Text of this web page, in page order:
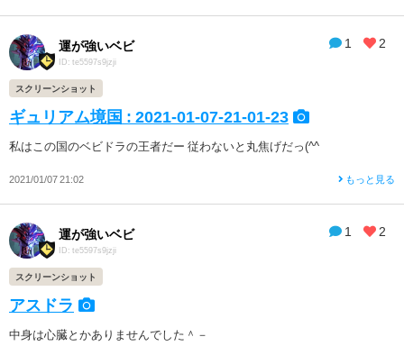
1 2
運が強いベビ
ID: te5597s9jzji
スクリーンショット
ギュリアム境国 : 2021-01-07-21-01-23
私はこの国のベビドラの王者だー 従わないと丸焦げだっ(^^ゞ
2021/01/07 21:02 もっと見る
1 2
運が強いベビ
ID: te5597s9jzji
スクリーンショット
アスドラ
中身は心臓とかありませんでした＾－